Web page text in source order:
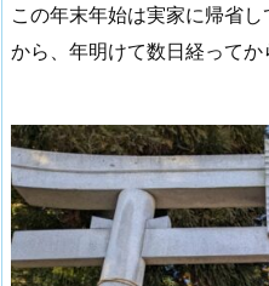
この年末年始は実家に帰省
から、年明けて数日経ってか